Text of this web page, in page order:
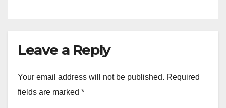
Leave a Reply
Your email address will not be published. Required
fields are marked *